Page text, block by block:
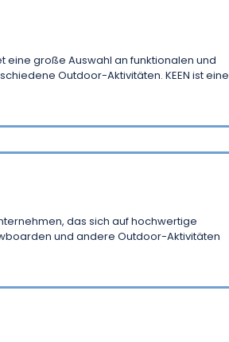
eine große Auswahl an funktionalen und
Outdoor-Aktivitäten. KEEN ist eine
das sich auf hochwertige
und andere Outdoor-Aktivitäten